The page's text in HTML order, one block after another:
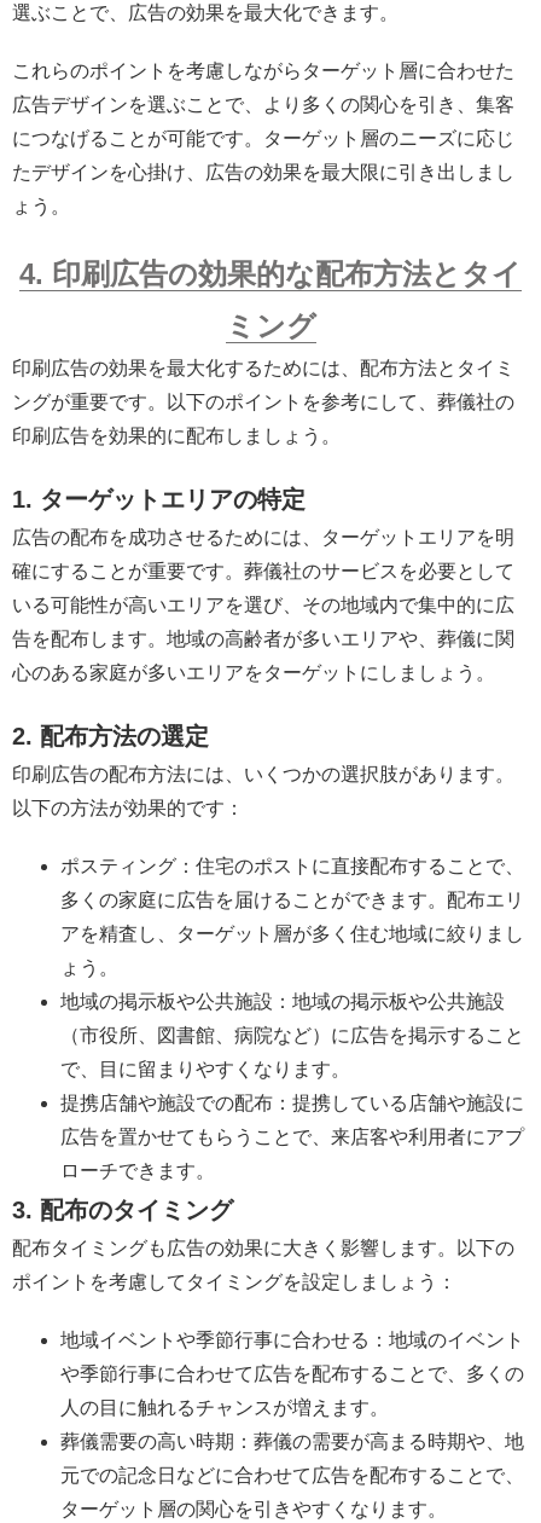
選ぶことで、広告の効果を最大化できます。
これらのポイントを考慮しながらターゲット層に合わせた
広告デザインを選ぶことで、より多くの関心を引き、集客
につなげることが可能です。ターゲット層のニーズに応じ
たデザインを心掛け、広告の効果を最大限に引き出しまし
ょう。
4. 印刷広告の効果的な配布方法とタイ
ミング
印刷広告の効果を最大化するためには、配布方法とタイミ
ングが重要です。以下のポイントを参考にして、葬儀社の
印刷広告を効果的に配布しましょう。
1. ターゲットエリアの特定
広告の配布を成功させるためには、ターゲットエリアを明
確にすることが重要です。葬儀社のサービスを必要として
いる可能性が高いエリアを選び、その地域内で集中的に広
告を配布します。地域の高齢者が多いエリアや、葬儀に関
心のある家庭が多いエリアをターゲットにしましょう。
2. 配布方法の選定
印刷広告の配布方法には、いくつかの選択肢があります。
以下の方法が効果的です：
ポスティング：住宅のポストに直接配布することで、
多くの家庭に広告を届けることができます。配布エリ
アを精査し、ターゲット層が多く住む地域に絞りまし
ょう。
地域の掲示板や公共施設：地域の掲示板や公共施設
（市役所、図書館、病院など）に広告を掲示すること
で、目に留まりやすくなります。
提携店舗や施設での配布：提携している店舗や施設に
広告を置かせてもらうことで、来店客や利用者にアプ
ローチできます。
3. 配布のタイミング
配布タイミングも広告の効果に大きく影響します。以下の
ポイントを考慮してタイミングを設定しましょう：
地域イベントや季節行事に合わせる：地域のイベント
や季節行事に合わせて広告を配布することで、多くの
人の目に触れるチャンスが増えます。
葬儀需要の高い時期：葬儀の需要が高まる時期や、地
元での記念日などに合わせて広告を配布することで、
ターゲット層の関心を引きやすくなります。